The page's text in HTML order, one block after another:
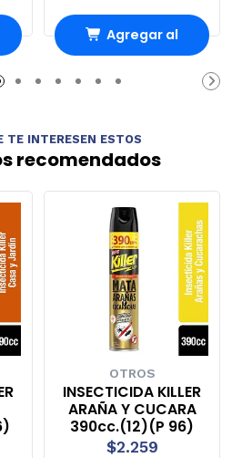
Agregar al
Carro
TE INTERESEN ESTOS
recomendados
OTROS
INSECTICIDA KILLER
ARAÑA Y CUCARA
390cc.(12)(P 96)
$2.259